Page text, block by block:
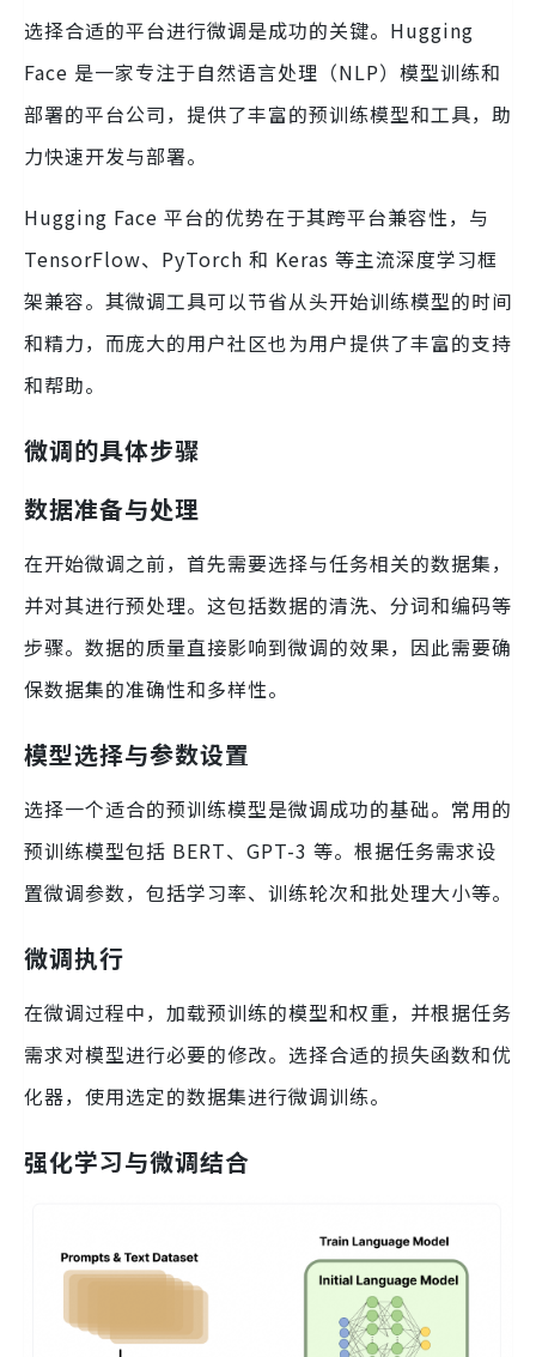
选择合适的平台进行微调是成功的关键。Hugging
Face 是一家专注于自然语言处理（NLP）模型训练和
部署的平台公司，提供了丰富的预训练模型和工具，助
力快速开发与部署。
Hugging Face 平台的优势在于其跨平台兼容性，与
TensorFlow、PyTorch 和 Keras 等主流深度学习框
架兼容。其微调工具可以节省从头开始训练模型的时间
和精力，而庞大的用户社区也为用户提供了丰富的支持
和帮助。
微调的具体步骤
数据准备与处理
在开始微调之前，首先需要选择与任务相关的数据集，
并对其进行预处理。这包括数据的清洗、分词和编码等
步骤。数据的质量直接影响到微调的效果，因此需要确
保数据集的准确性和多样性。
模型选择与参数设置
选择一个适合的预训练模型是微调成功的基础。常用的
预训练模型包括 BERT、GPT-3 等。根据任务需求设
置微调参数，包括学习率、训练轮次和批处理大小等。
微调执行
在微调过程中，加载预训练的模型和权重，并根据任务
需求对模型进行必要的修改。选择合适的损失函数和优
化器，使用选定的数据集进行微调训练。
强化学习与微调结合